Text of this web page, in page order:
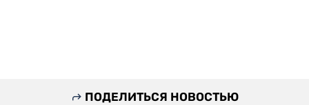
ПОДЕЛИТЬСЯ НОВОСТЬЮ